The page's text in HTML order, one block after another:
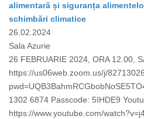
alimentară și siguranța
schimbări climatice
26.02.2024
Sala Azurie
26 FEBRUARIE 2024, ORA 12.00,
https://us06web.zoom.us/j/
1302 6874 Passcode: 5IHDE9
https://www.youtube.com/